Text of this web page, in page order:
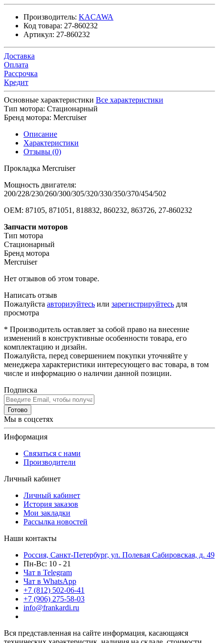
Производитель: KACAWA
Код товара: 27-860232
Артикул: 27-860232
Доставка
Оплата
Рассрочка
Кредит
Основные характеристики Все характеристики
Тип мотора: Стационарный
Бренд мотора: Mercruiser
Описание
Характеристики
Отзывы (0)
Прокладка Mercruiser
Мощность двигателя:
200/228/230/260/300/305/320/330/350/370/454/502
OEM: 87105, 871051, 818832, 860232, 863726, 27-860232
Запчасти моторов
Тип мотора
Стационарный
Бренд мотора
Mercruiser
Нет отзывов об этом товаре.
Написать отзыв
Пожалуйста авторизуйтесь или зарегистрируйтесь для
просмотра
* Производитель оставляет за собой право на внесение
изменений в конструктивные особенности товара, его
комплектацию и дизайн.
Пожалуйста, перед совершением покупки уточняйте у
менеджера характеристики интересующего вас товара, в том
числе и информацию о наличии данной позиции.
Подписка
Готово
Мы в соцсетях
Информация
Связаться с нами
Производители
Личный кабинет
Личный кабинет
История заказов
Мои закладки
Рассылка новостей
Наши контакты
Россия, Санкт-Петербург, ул. Полевая Сабировская, д. 49
Пн-Вс: 10 - 21
Чат в Telegram
Чат в WhatsApp
+7 (812) 502-06-41
+7 (906) 275-58-03
info@frankardi.ru
Вся представленная на сайте информация, касающаяся